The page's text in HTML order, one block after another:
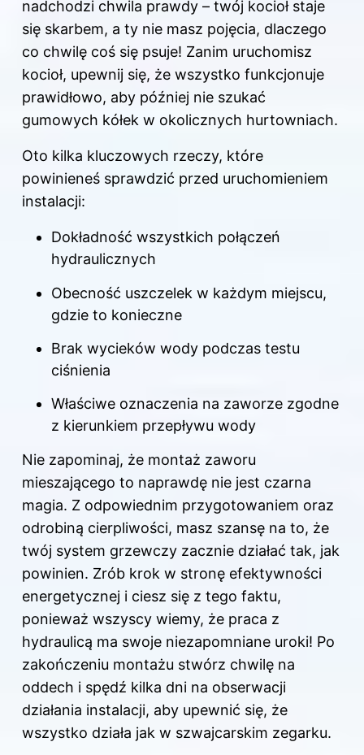
nadchodzi chwila prawdy – twój kocioł staje
się skarbem, a ty nie masz pojęcia, dlaczego
co chwilę coś się psuje! Zanim uruchomisz
kocioł, upewnij się, że wszystko funkcjonuje
prawidłowo, aby później nie szukać
gumowych kółek w okolicznych hurtowniach.
Oto kilka kluczowych rzeczy, które
powinieneś sprawdzić przed uruchomieniem
instalacji:
Dokładność wszystkich połączeń
hydraulicznych
Obecność uszczelek w każdym miejscu,
gdzie to konieczne
Brak wycieków wody podczas testu
ciśnienia
Właściwe oznaczenia na zaworze zgodne
z kierunkiem przepływu wody
Nie zapominaj, że montaż zaworu
mieszającego to naprawdę nie jest czarna
magia. Z odpowiednim przygotowaniem oraz
odrobiną cierpliwości, masz szansę na to, że
twój system grzewczy zacznie działać tak, jak
powinien. Zrób krok w stronę efektywności
energetycznej i ciesz się z tego faktu,
ponieważ wszyscy wiemy, że praca z
hydraulicą ma swoje niezapomniane uroki! Po
zakończeniu montażu stwórz chwilę na
oddech i spędź kilka dni na obserwacji
działania instalacji, aby upewnić się, że
wszystko działa jak w szwajcarskim zegarku.